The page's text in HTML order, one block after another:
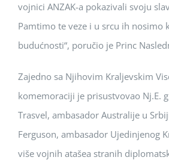
vojnici ANZAK-a pokazivali svoju
Pamtimo te veze i u srcu ih nosimo
budućnosti“, poručio je Princ
Zajedno sa Njihovim Kraljevskim
komemoraciji je prisustvovao Nj.E.
Trasvel, ambasador Australije u
Ferguson, ambasador Ujedinjenog
više vojnih atašea stranih